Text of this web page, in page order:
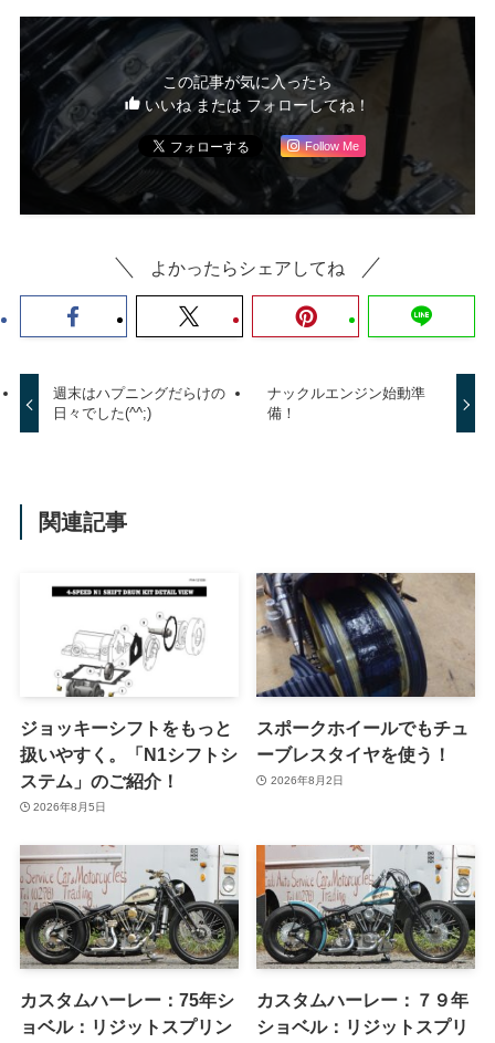
この記事が気に入ったら
いいね または フォローしてね！
Follow Me
よかったらシェアしてね
週末はハプニングだらけの
日々でした(^^;)
ナックルエンジン始動準
備！
関連記事
ジョッキーシフトをもっと
扱いやすく。「N1シフトシ
ステム」のご紹介！
2026年8月5日
スポークホイールでもチュ
ーブレスタイヤを使う！
2026年8月2日
カスタムハーレー：75年シ
ョベル：リジットスプリン
カスタムハーレー：７９年
ショベル：リジットスプリ